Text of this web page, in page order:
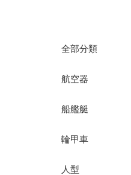
全部分類
航空器
船艦艇
輪甲車
人型